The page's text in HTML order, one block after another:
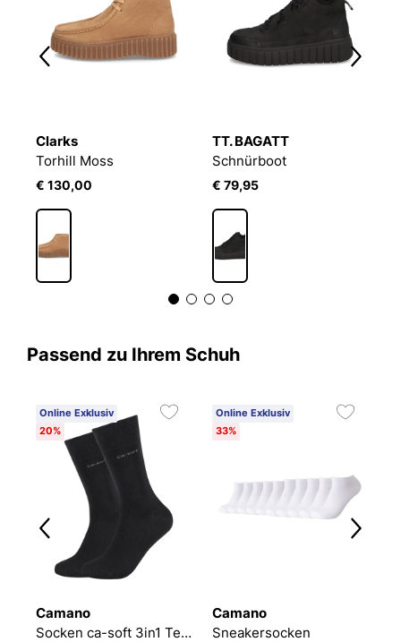
Clarks
Torhill Moss
€ 130,00
TT. BAGATT
Schnürboot
€ 79,95
Passend zu Ihrem Schuh
Online Exklusiv
20%
Camano
Socken ca-soft 3in1 Tencel Wolle Bambus
Online Exklusiv
33%
Camano
Sneakersocken